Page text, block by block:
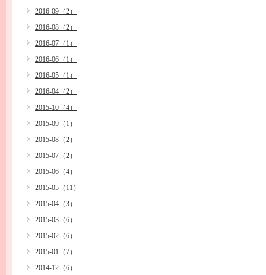
2016-09（2）
2016-08（2）
2016-07（1）
2016-06（1）
2016-05（1）
2016-04（2）
2015-10（4）
2015-09（1）
2015-08（2）
2015-07（2）
2015-06（4）
2015-05（11）
2015-04（3）
2015-03（6）
2015-02（6）
2015-01（7）
2014-12（6）